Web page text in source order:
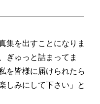
集を出すことになりま
ぎゅっと詰まってま
を皆様に届けられたら
しみにして下さい」と